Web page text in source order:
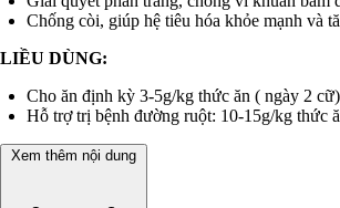
Chống còi, giúp hệ tiêu hóa khỏe mạnh và
LIỀU DÙNG:
Cho ăn định kỳ 3-5g/kg thức ăn ( ngày 2 cữ)
Hỗ trợ trị bệnh đường ruột: 10-15g/kg thức
Xem thêm nội dung